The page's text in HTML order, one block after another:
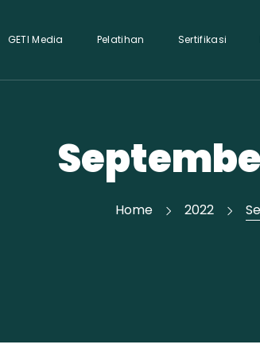
GETI Media Pelatihan Sertifikasi
Home 2022